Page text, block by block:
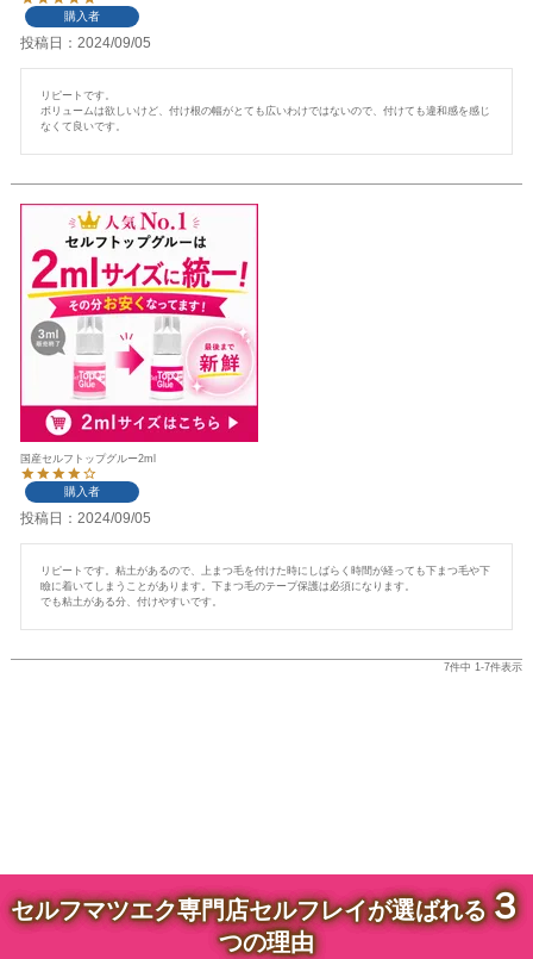
購入者
投稿日 2024/09/05
リピートです。
ボリュームは欲しいけど、付け根の幅がとても広いわけではないので、付けても違和感を感じ
なくて良いです。
国産セルフトップグルー2ml
購入者
投稿日 2024/09/05
リピートです。粘土があるので、上まつ毛を付けた時にしばらく時間が経っても下まつ毛や下
瞼に着いてしまうことがあります。下まつ毛のテープ保護は必須になります。
でも粘土がある分、付けやすいです。
7件中 1-7件表示
セルフマツエク専門店セルフレイが選ばれる３
つの理由